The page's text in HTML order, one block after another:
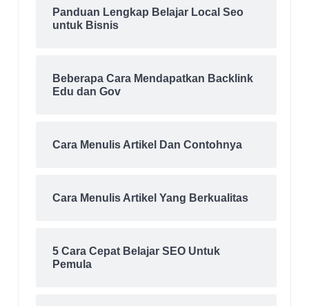
Panduan Lengkap Belajar Local Seo
untuk Bisnis
Beberapa Cara Mendapatkan Backlink
Edu dan Gov
Cara Menulis Artikel Dan Contohnya
Cara Menulis Artikel Yang Berkualitas
5 Cara Cepat Belajar SEO Untuk
Pemula